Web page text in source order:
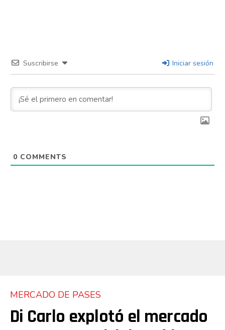
Suscribirse Iniciar sesión
0 COMMENTS
MERCADO DE PASES
Di Carlo explotó el mercado